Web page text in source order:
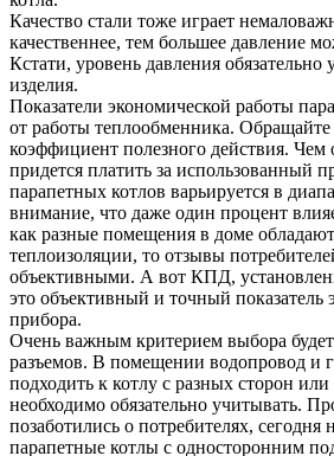
Качество стали тоже играет
качественнее, тем большее давление
Кстати, уровень давления обязательно
изделия.
Показатели экономической работы
от работы теплообменника.
коэффициент полезного действия.
придется платить за использованный
парапетных котлов варьируется в
внимание, что даже один процент
как разные помещения в доме
теплоизоляции, то отзывы
объективными. А вот КПД,
это объективный и точный показатель
прибора.
Очень важным критерием выбора
разъемов. В помещении водопровод и
подходить к котлу с разных сторон
необходимо обязательно учитывать.
позаботились о потребителях,
парапетные котлы с односторонним